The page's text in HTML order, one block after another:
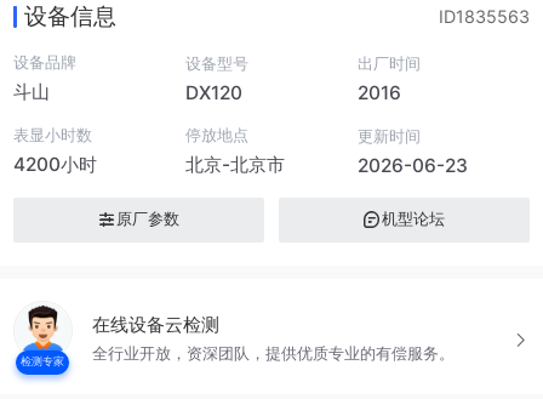
设备信息 ID1835563
设备品牌
斗山
设备型号
DX120
出厂时间
2016
表显小时数
4200小时
停放地点
北京-北京市
更新时间
2026-06-23
原厂参数 机型论坛
检测专家
在线设备云检测
全行业开放，资深团队，提供优质专业的有偿服务。